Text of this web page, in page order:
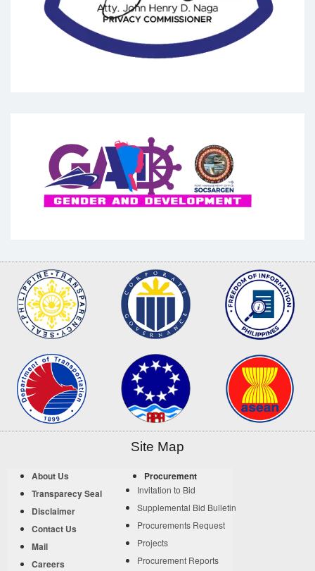
Site Map
About Us
Transparecy Seal
Disclaimer
Contact Us
Mail
Careers
Procurement
Invitation to Bid
Supplemental Bid Bulletin
Procurements Request
Projects
Procurement Reports